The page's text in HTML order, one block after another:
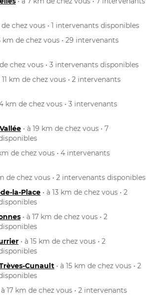
de chez vous • 1 intervenants disponibles
km de chez vous • 29 intervenants
chez vous • 3 intervenants disponibles
11 km de chez vous • 2 intervenants
km de chez vous • 3 intervenants
• à 19 km de chez vous • 7
km de chez vous • 4 intervenants
de chez vous • 2 intervenants disponibles
la-Place • à 13 km de chez vous • 2
• à 17 km de chez vous • 2
• à 15 km de chez vous • 2
Cunault • à 15 km de chez vous • 2
à 17 km de chez vous • 2 intervenants